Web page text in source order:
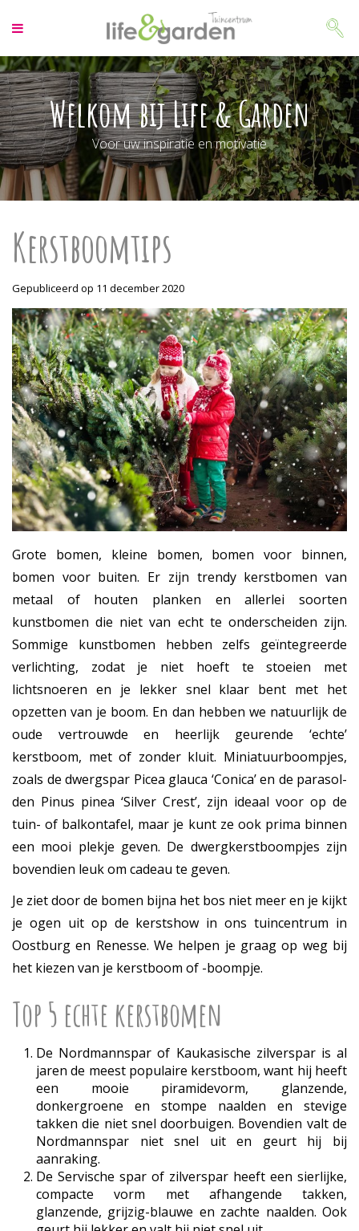
a
a
r
c
o
n
t
e
n
Welkom bij Life & Garden
Voor uw inspiratie en motivatie
Kerstboomtips
Gepubliceerd op 11 december 2020
Grote bomen, kleine bomen, bomen voor binnen,
bomen voor buiten. Er zijn trendy kerstbomen van
metaal of houten planken en allerlei soorten
kunstbomen die niet van echt te onderscheiden zijn.
Sommige kunstbomen hebben zelfs geïntegreerde
verlichting, zodat je niet hoeft te stoeien met
lichtsnoeren en je lekker snel klaar bent met het
opzetten van je boom. En dan hebben we natuurlijk de
oude vertrouwde en heerlijk geurende ‘echte’
kerstboom, met of zonder kluit. Miniatuurboompjes,
zoals de dwergspar Picea glauca ‘Conica’ en de parasol-
den Pinus pinea ‘Silver Crest’, zijn ideaal voor op de
tuin- of balkontafel, maar je kunt ze ook prima binnen
een mooi plekje geven. De dwergkerstboompjes zijn
bovendien leuk om cadeau te geven.
Je ziet door de bomen bijna het bos niet meer en je kijkt
je ogen uit op de kerstshow in ons tuincentrum in
Oostburg en Renesse. We helpen je graag op weg bij
het kiezen van je kerstboom of -boompje.
Top 5 echte kerstbomen
De Nordmannspar of Kaukasische zilverspar is al
jaren de meest populaire kerstboom, want hij heeft
een mooie piramidevorm, glanzende,
donkergroene en stompe naalden en stevige
takken die niet snel doorbuigen. Bovendien valt de
Nordmannspar niet snel uit en geurt hij bij
aanraking.
De Servische spar of zilverspar heeft een sierlijke,
compacte vorm met afhangende takken,
glanzende, grijzig-blauwe en zachte naalden. Ook